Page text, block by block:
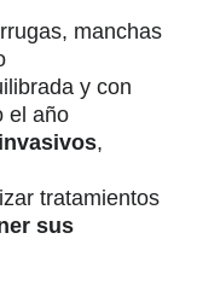
manchas
y con
el año
,
tratamientos
sus